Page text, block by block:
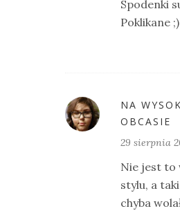
Spodenki
Poklikane ;)
NA
OBCASIE
29 sierpnia
Nie jest to
stylu, a
chyba